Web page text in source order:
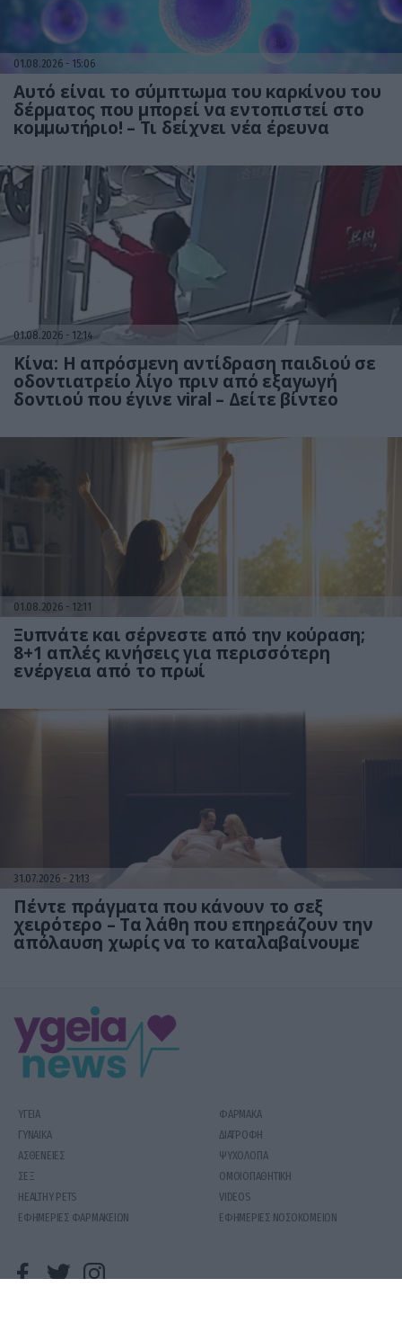
01.08.2026 15:06
Αυτό είναι το σύμπτωμα του καρκίνου του
δέρματος που μπορεί να εντοπιστεί στο
κομμωτήριο! – Τι δείχνει νέα έρευνα
01.08.2026 12:14
Κίνα: Η απρόσμενη αντίδραση παιδιού σε
οδοντιατρείο λίγο πριν από εξαγωγή
δοντιού που έγινε viral – Δείτε βίντεο
01.08.2026 12:11
Ξυπνάτε και σέρνεστε από την κούραση;
8+1 απλές κινήσεις για περισσότερη
ενέργεια από το πρωί
31.07.2026 21:13
Πέντε πράγματα που κάνουν το σεξ
χειρότερο – Τα λάθη που επηρεάζουν την
απόλαυση χωρίς να το καταλαβαίνουμε
ΥΓΕΙΑ
ΦΑΡΜΑΚΑ
ΓΥΝΑΙΚΑ
ΔΙΑΤΡΟΦΗ
ΑΣΘΕΝΕΙΕΣ
ΨΥΧΟΛΟΓΙΑ
ΣΕΞ
ΟΜΟΙΟΠΑΘΗΤΙΚΗ
HEALTHY PETS
VIDEOS
ΕΦΗΜΕΡΙΕΣ ΦΑΡΜΑΚΕΙΩΝ
ΕΦΗΜΕΡΙΕΣ ΝΟΣΟΚΟΜΕΙΩΝ